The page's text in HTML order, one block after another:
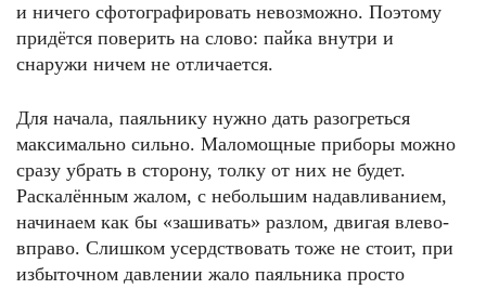
и ничего сфотографировать невозможно. Поэтому
придётся поверить на слово: пайка внутри и
снаружи ничем не отличается.
Для начала, паяльнику нужно дать разогреться
максимально сильно. Маломощные приборы можно
сразу убрать в сторону, толку от них не будет.
Раскалённым жалом, с небольшим надавливанием,
начинаем как бы «зашивать» разлом, двигая влево-
вправо. Слишком усердствовать тоже не стоит, при
избыточном давлении жало паяльника просто